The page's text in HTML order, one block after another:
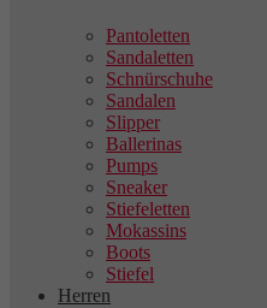
Pantoletten
Sandaletten
Schnürschuhe
Sandalen
Slipper
Ballerinas
Pumps
Sneaker
Stiefeletten
Mokassins
Boots
Stiefel
Herren